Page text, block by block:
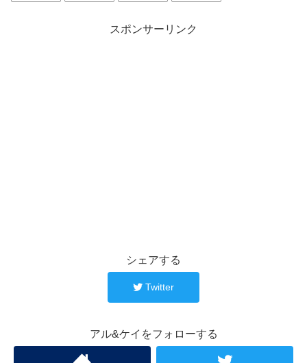
スポンサーリンク
シェアする
Twitter
アル&ケイをフォローする